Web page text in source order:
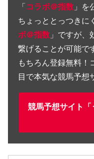
「コラボ＠指数 」
ちょっととっつきに
ボ＠指数 」ですが
繋げることが可能で
もちろん登録無料！
目で本気な競馬予想
競馬予想サイト